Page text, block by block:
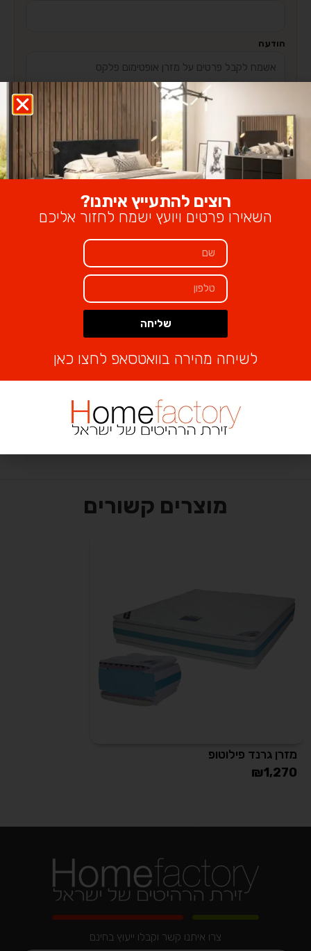
הודעה
שליחת פנייה
הובלה והרכבה ישולם ע”י הלקוח למוביל בעת ההגעה מעל קומה
רביעית ללא מעלית תוספת של 50 ש”ח לקומה במידה וצריך מנוף
ישולם ע”י הלקוח
מחירון הובלה והרכבה:
עלות: 150 ₪
מוצרים קשורים
מזרן גרנד פילוטופ
₪1,270
צרו איתנו קשר וקבלו ייעוץ בחינם
רוצים להתעייץ איתנו?
השאירו פרטים ויועץ ישמח לחזור אליכם
שליחה
לשיחה מהירה בוואטסאפ לחצו כאן